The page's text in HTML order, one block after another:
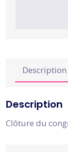
Description
Description
Clôture du